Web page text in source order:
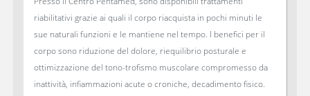
riabilitativi grazie ai quali il corpo riacquista in pochi minuti le
sue naturali funzioni e le mantiene nel tempo. I benefici per il
corpo sono riduzione del dolore, riequilibrio posturale e
ottimizzazione del tono-trofismo muscolare compromesso da
inattività, infiammazioni acute o croniche, decadimento fisico.